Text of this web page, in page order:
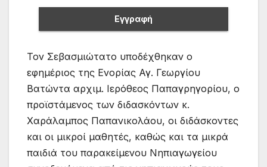
Τον Σεβασμιώτατο υποδέχθηκαν ο
εφημέριος της Ενορίας Αγ. Γεωργίου
Βατώντα αρχιμ. Ιερόθεος Παπαγρηγορίου, ο
προϊστάμενος των διδασκόντων κ.
Χαράλαμπος Παπανικολάου, οι διδάσκοντες
και οι μικροί μαθητές, καθώς και τα μικρά
παιδιά του παρακείμενου Νηπιαγωγείου